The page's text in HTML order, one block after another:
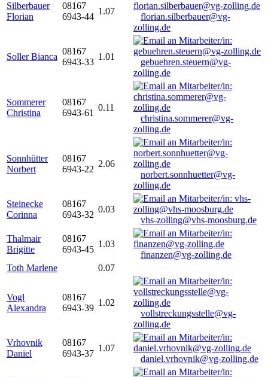
Silberbauer
Florian
08167
6943-44
1.07
florian.silberbauer@vg-
zolling.de
Soller Bianca
08167
6943-33
1.01
gebuehren.steuern@vg-
zolling.de
Sommerer
Christina
08167
6943-61
0.11
christina.sommerer@vg-
zolling.de
Sonnhütter
Norbert
08167
6943-22
2.06
norbert.sonnhuetter@vg-
zolling.de
Steinecke
Corinna
08167
6943-32
0.03
vhs-zolling@vhs-moosburg.de
Thalmair
Brigitte
08167
6943-45
1.03
finanzen@vg-zolling.de
Toth Marlene
0.07
Vogl
Alexandra
08167
6943-39
1.02
vollstreckungsstelle@vg-
zolling.de
Vrhovnik
Daniel
08167
6943-37
1.07
daniel.vrhovnik@vg-zolling.de